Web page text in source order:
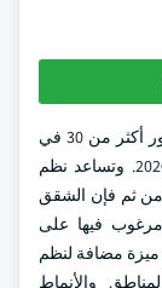
وخصص الجزء الخاص بشركة النفط المتعددة الكلور أكثر من 30 في
المائة من حصة سوق النوافذ والأبواب في عام 2020. وتساعد نظم
ومن ثم فإن الشقق
مرغوب فيها على
ميزة مضافة لنظم
والأنماط